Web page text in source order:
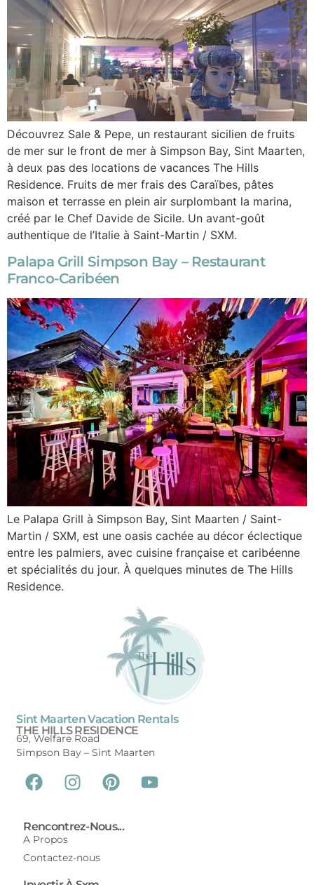
Découvrez Sale & Pepe, un restaurant sicilien de fruits
de mer sur le front de mer à Simpson Bay, Sint Maarten,
à deux pas des locations de vacances The Hills
Residence. Fruits de mer frais des Caraïbes, pâtes
maison et terrasse en plein air surplombant la marina,
créé par le Chef Davide de Sicile. Un avant-goût
authentique de l’Italie à Saint-Martin / SXM.
Palapa Grill Simpson Bay – Restaurant
Franco-Caribéen
Le Palapa Grill à Simpson Bay, Sint Maarten / Saint-
Martin / SXM, est une oasis cachée au décor éclectique
entre les palmiers, avec cuisine française et caribéenne
et spécialités du jour. À quelques minutes de The Hills
Residence.
Sint Maarten Vacation Rentals
THE HILLS RESIDENCE
69, Welfare Road
Simpson Bay –Sint Maarten
Rencontrez-Nous...
A Propos
Contactez-nous